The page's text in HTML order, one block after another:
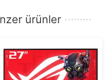
ürünler